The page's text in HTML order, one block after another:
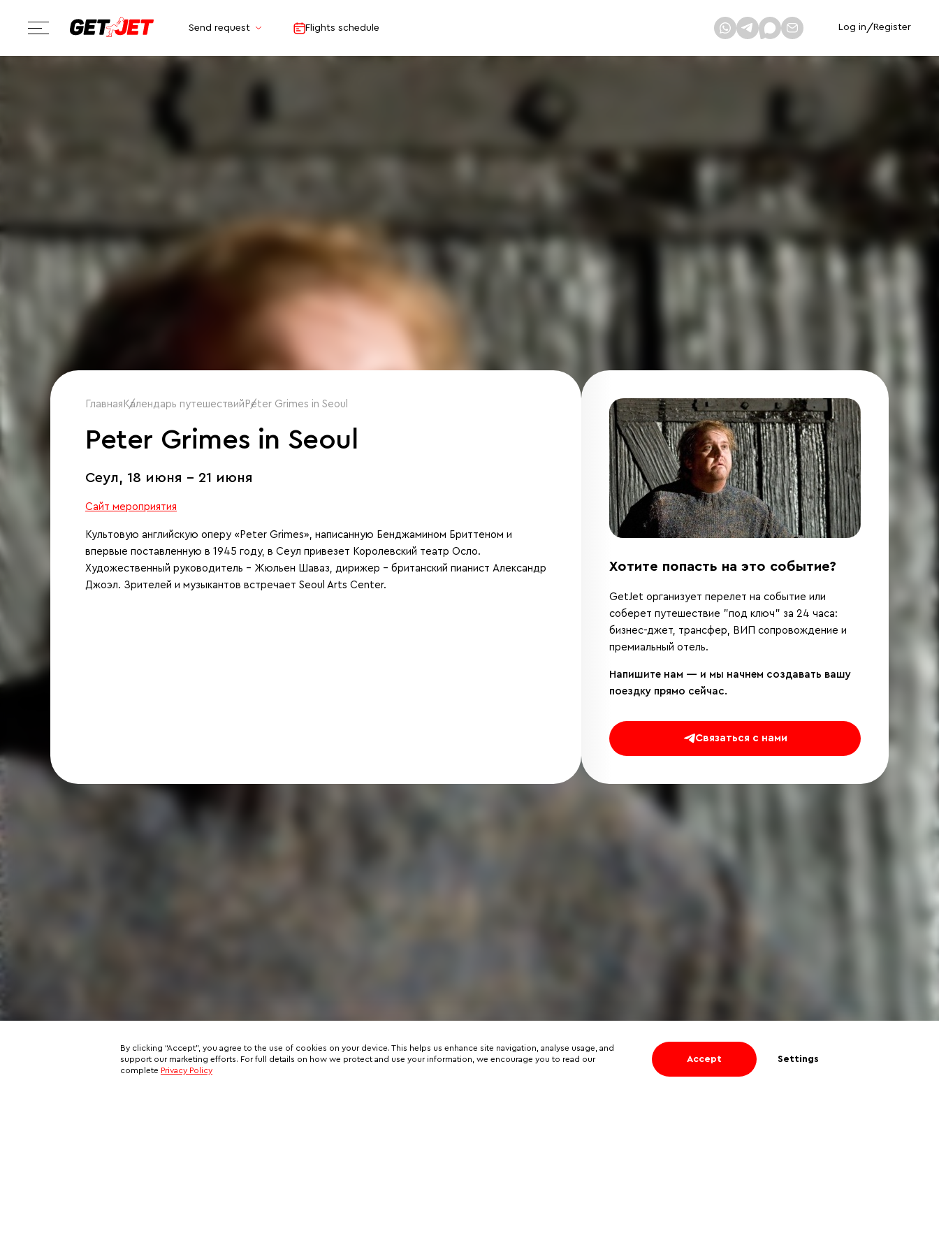
Send request Flights schedule Log in / Register
Главная /
Календарь путешествий /
Peter Grimes in Seoul
Peter Grimes in Seoul
Сеул, 18 июня - 21 июня
Сайт мероприятия
Культовую английскую оперу «Peter Grimes», написанную Бенджамином Бриттеном и
впервые поставленную в 1945 году, в Сеул привезет Королевский театр Осло.
Художественный руководитель – Жюльен Шаваз, дирижер – британский пианист Александр
Джоэл. Зрителей и музыкантов встречает Seoul Arts Center.
Хотите попасть на это событие?
GetJet организует перелет на событие или
соберет путешествие "под ключ" за 24 часа:
бизнес-джет, трансфер, ВИП сопровождение и
премиальный отель.
Напишите нам — и мы начнем создавать вашу
поездку прямо сейчас.
Связаться с нами
By clicking “Accept”, you agree to the use of cookies on your device. This helps us enhance site navigation, analyse usage, and
support our marketing efforts. For full details on how we protect and use your information, we encourage you to read our
complete Privacy Policy
Accept Settings